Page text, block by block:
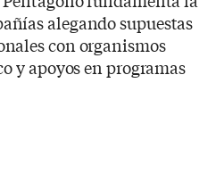
alegando supuestas
con organismos
y apoyos en programas